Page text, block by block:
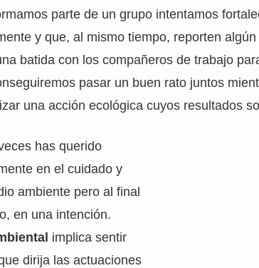
parte de un grupo intentamos
y que, al mismo tiempo, reporten
batida con los compañeros de trabajo
pasar un buen rato juntos
una acción ecológica cuyos resultados
has querido
en el cuidado y
ambiente pero al final
en una intención.
implica sentir
dirija las actuaciones